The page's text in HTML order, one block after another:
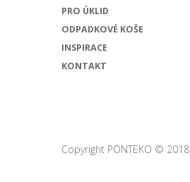
PRO ÚKLID
ODPADKOVÉ KOŠE
INSPIRACE
KONTAKT
Copyright PONTEKO © 2018